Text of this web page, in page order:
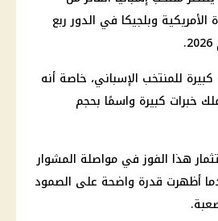
الأمريكية وبلجيكا في الدور ربع
للمنتخب الإسباني، خاصة أنه
خبرات كبيرة واسمًا بحجم
هذا الفوز في مواصلة المشوار
أظهرت قدرة واضحة على الصمود